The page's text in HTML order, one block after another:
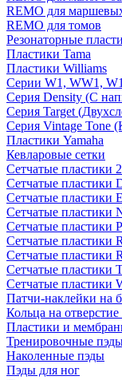
REMO для
REMO для томов
Резонаторные
Пластики Tama
Пластики Williams
Серии W1, WW1,
Серия Density (C
Серия Target
Серия Vintage Tone
Пластики Yamaha
Кевларовые сетки
Сетчатые пластики
Сетчатые пластики
Сетчатые пластики
Сетчатые пластики
Сетчатые пластики
Сетчатые пластики
Сетчатые пластики
Сетчатые пластики
Сетчатые пластики
Патчи-наклейки на
Кольца на отверстие
Пластики и
Тренировочные
Наколенные пэды
Пэды для ног